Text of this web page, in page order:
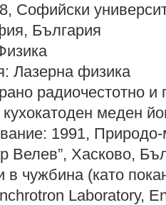
Софийски
България
Лазерна физика
радиочестотно и
меден
1991, Природо-
Велев”, Хасково,
в чужбина (като
Laboratory,